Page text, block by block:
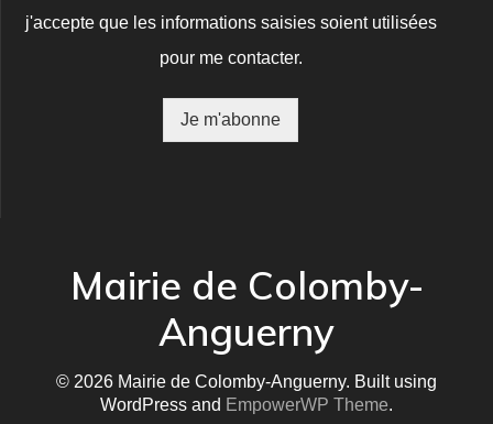
nj'accepte que les informations saisies soient utilisées
pour me contacter.
Je m'abonne
Mairie de Colomby-
Anguerny
© 2026 Mairie de Colomby-Anguerny. Built using
WordPress and EmpowerWP Theme.